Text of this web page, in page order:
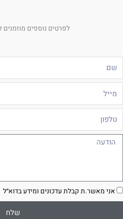
לפרטים נוספים מוזמנים
אני מאשר.ת קבלת עדכונים ומידע בדוא״ל
שלח